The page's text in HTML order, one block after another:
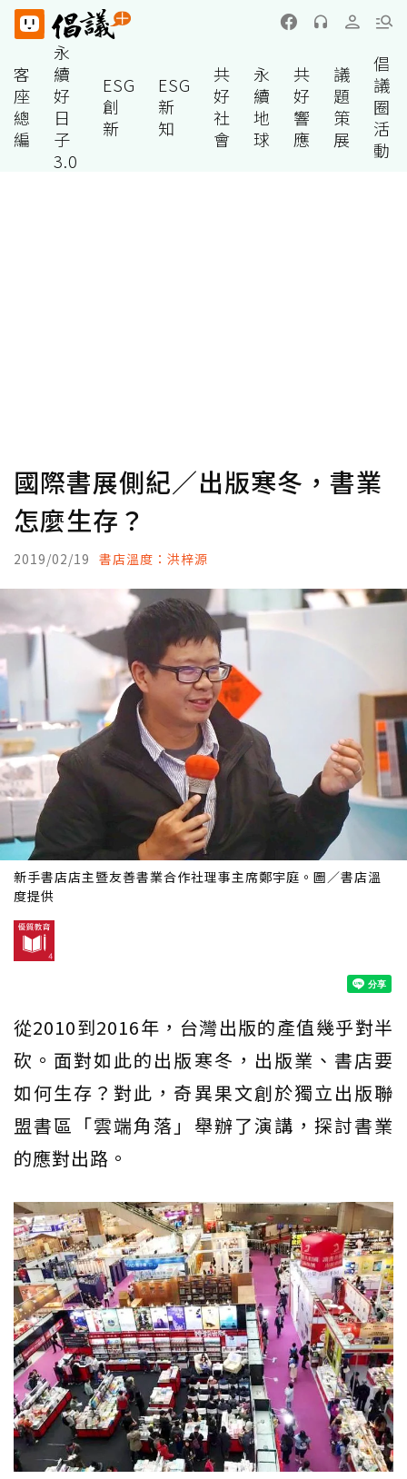
客
座
總
編
永
續
好
日
子
3.0
ESG
創
新
ESG
新
知
共
好
社
會
永
續
地
球
共
好
響
應
議
題
策
展
倡
議
圈
活
動
國際書展側紀／出版寒冬，書業
怎麼生存？
2019/02/19 書店溫度：洪梓源
新手書店店主暨友善書業合作社理事主席鄭宇庭。圖／書店溫
度提供
從2010到2016年，台灣出版的產值幾乎對半
砍。面對如此的出版寒冬，出版業、書店要
如何生存？對此，奇異果文創於獨立出版聯
盟書區「雲端角落」舉辦了演講，探討書業
的應對出路。